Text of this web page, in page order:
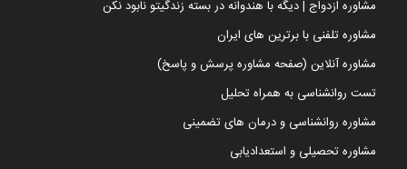
مشاوره ازدواج | دیگه با هندوانه در بسته زندگیتو نابود نکن
مشاوره تلفنی با برترین های ایران
مشاوره آنلاین (صفحه مشاوره پرسش و پاسخ)
تست روانشناسی به همراه تحلیل
مشاوره روانشناسی و درمان های تضمینی
مشاوره تحصیلی و استعدادیابی